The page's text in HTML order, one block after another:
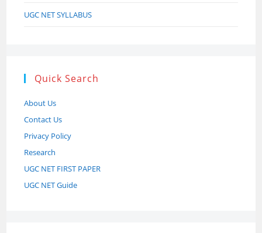
UGC NET SYLLABUS
Quick Search
About Us
Contact Us
Privacy Policy
Research
UGC NET FIRST PAPER
UGC NET Guide